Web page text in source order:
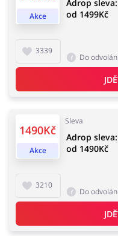
Akce
3339
Adrop
od 1499Kč
Do
1490Kč
Akce
Sleva
3210
Adrop
od 1490Kč
Do